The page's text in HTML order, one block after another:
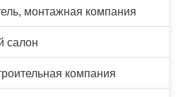
монтажная компания
салон
компания